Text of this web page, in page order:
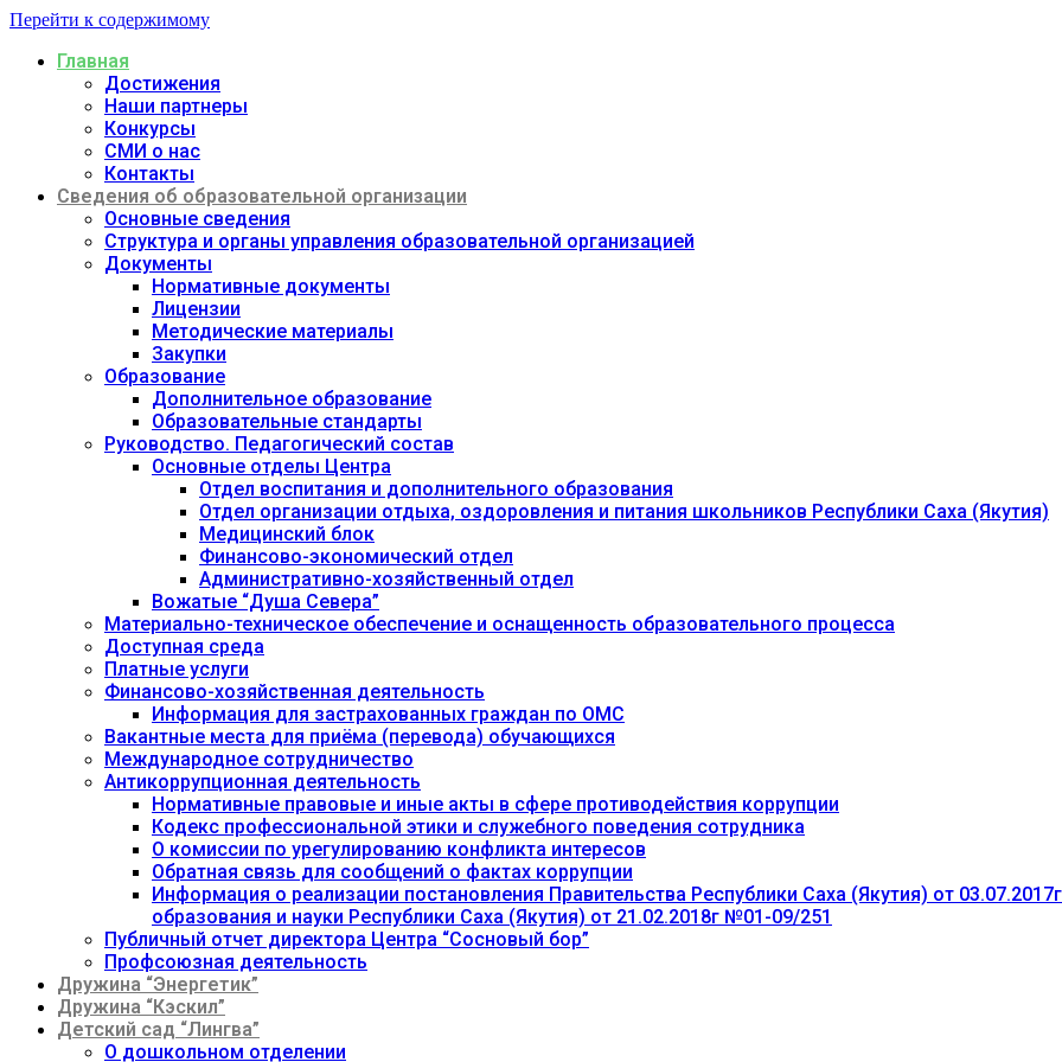
Перейти к содержимому
Главная
Достижения
Наши партнеры
Конкурсы
СМИ о нас
Контакты
Сведения об образовательной организации
Основные сведения
Структура и органы управления образовательной организацией
Документы
Нормативные документы
Лицензии
Методические материалы
Закупки
Образование
Дополнительное образование
Образовательные стандарты
Руководство. Педагогический состав
Основные отделы Центра
Отдел воспитания и дополнительного образования
Отдел организации отдыха, оздоровления и питания школьников Республики Саха (Якутия)
Медицинский блок
Финансово-экономический отдел
Административно-хозяйственный отдел
Вожатые “Душа Севера”
Материально-техническое обеспечение и оснащенность образовательного процесса
Доступная среда
Платные услуги
Финансово-хозяйственная деятельность
Информация для застрахованных граждан по ОМС
Вакантные места для приёма (перевода) обучающихся
Международное сотрудничество
Антикоррупционная деятельность
Нормативные правовые и иные акты в сфере противодействия коррупции
Кодекс профессиональной этики и служебного поведения сотрудника
О комиссии по урегулированию конфликта интересов
Обратная связь для сообщений о фактах коррупции
Информация о реализации постановления Правительства Республики Саха (Якутия) от
образования и науки Республики Саха (Якутия) от 21.02.2018г №01-09/251
Публичный отчет директора Центра “Сосновый бор”
Профсоюзная деятельность
Дружина “Энергетик”
Дружина “Кэскил”
Детский сад “Лингва”
О дошкольном отделении